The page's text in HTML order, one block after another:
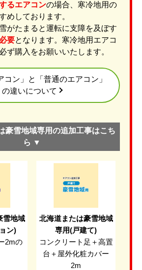
るエアコンの場合、寒冷地用の
めしております。
がたまると運転に支障を及ぼす
要となります。寒冷地用エアコ
ず購入をお願いいたします。
コン」と「普通のエアコン」
の違いについて
豪雪地域専用の追加工事はこち
ら ▼
雪地域
ン)
2mの
北海道または豪雪地域
専用(戸建て)
コンクリート足＋高置
台＋屋外化粧カバー
2m